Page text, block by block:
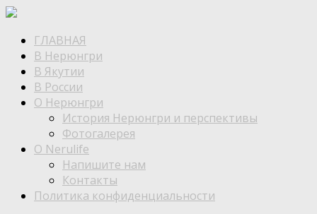
ГЛАВНАЯ
В Нерюнгри
В Якутии
В России
О Нерюнгри
История Нерюнгри и перспективы
Фотогалерея
О Nerulife
Напишите нам
Контакты
Политика конфиденциальности